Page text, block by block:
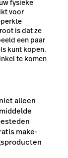
fysieke
voor
is dat ze
een paar
kunt kopen.
te komen
alleen
make-